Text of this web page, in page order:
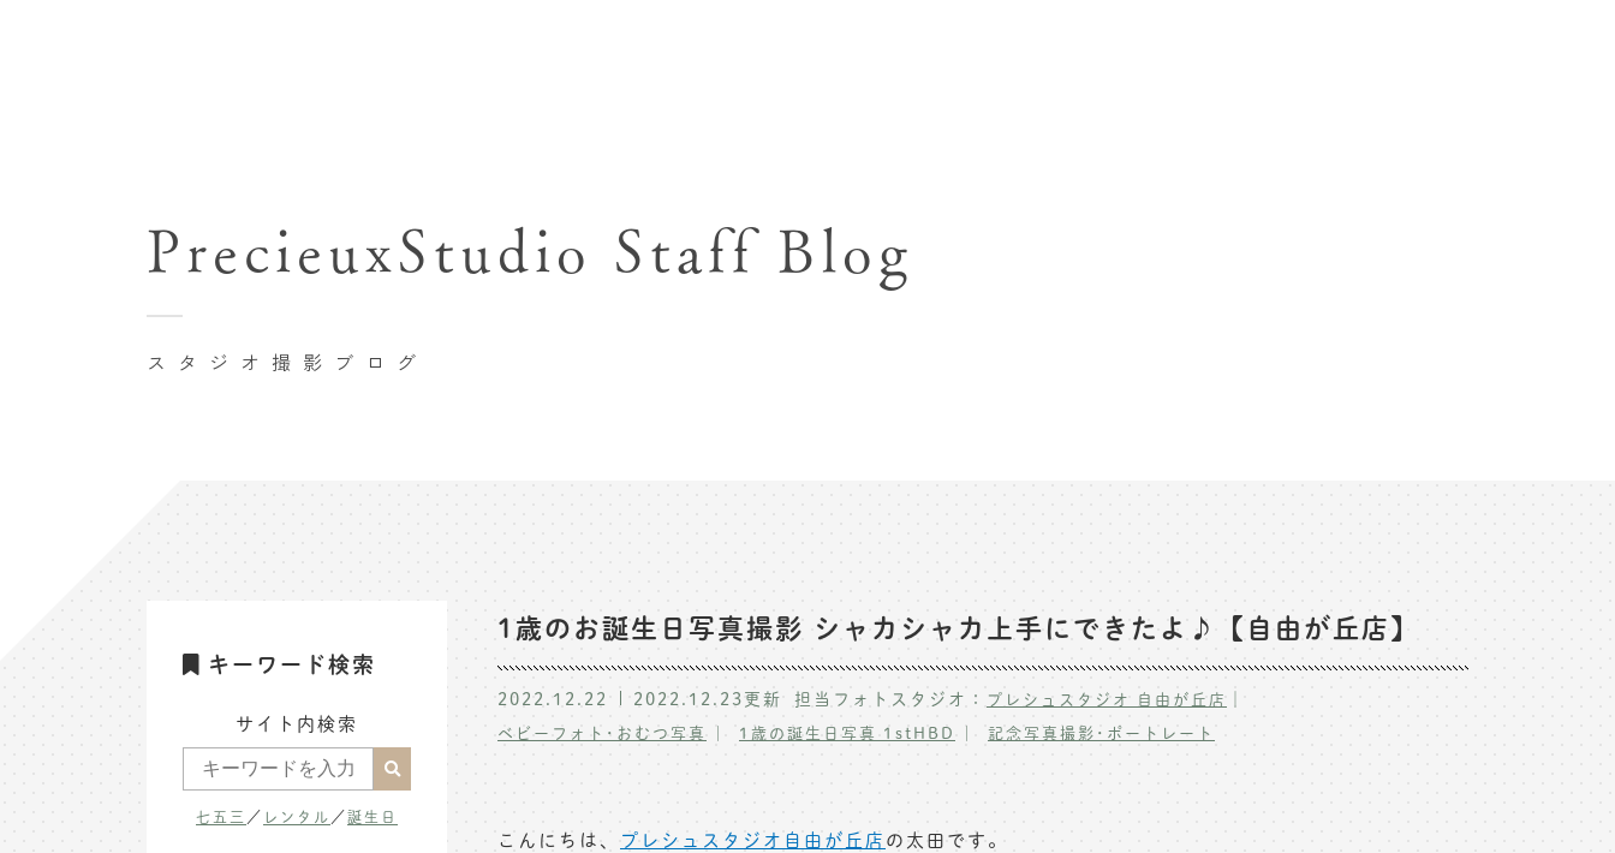
卒業袴･卒業写真撮影
入園入学･卒園卒業記念撮影
ハーフ成人式･10歳の祝い記念撮影
マタニティフォト撮影
自由が丘店
八王子店
横浜港北店 et Fleur
スタジオ撮影ブログ
PrecieuxStudio Staff Blog
1歳のお誕生日写真撮影 シャカシャカ上手にできたよ♪【自由が丘店】
2022.12.22 2022.12.23更新 担当フォトスタジオ： プレシュスタジオ 自由が丘店 ｜
ベビーフォト･おむつ写真 1歳の誕生日写真 1stHBD 記念写真撮影･ポートレート
こんにちは、 プレシュスタジオ自由が丘店の太田です。
キーワード検索
サイト内検索
七五三 ／ レンタル ／誕生日